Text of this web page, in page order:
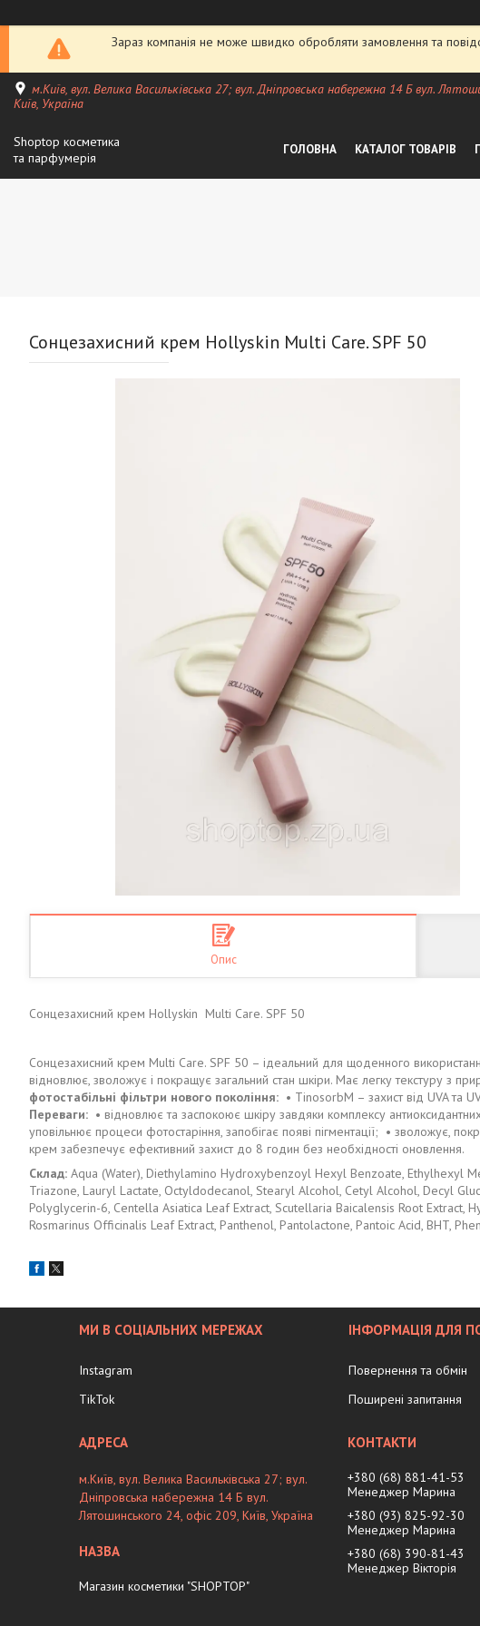
Зараз компанія не може швидко обробляти замовлення та
м.Київ, вул. Велика Васильківська 27; вул. Дніпровська набережна 14 Б вул.
Київ, Україна
Shoptop косметика
та парфумерія
ГОЛОВНА КАТАЛОГ ТОВАРІВ
Сонцезахисний крем Hollyskin Multi Care. SPF 50
Опис
Сонцезахисний крем Hollyskin Multi Care. SPF 50
Сонцезахисний крем Multi Care. SPF 50 – ідеальний для щоденного
відновлює, зволожує і покращує загальний стан шкіри. Має легку текстуру з
фотостабільні фільтри нового покоління: • TinosorbM – захист від UVA та
Переваги: • відновлює та заспокоює шкіру завдяки комплексу
уповільнює процеси фотостаріння, запобігає появі пігментації; • зволожує,
крем забезпечує ефективний захист до 8 годин без необхідності оновлення.
Склад: Aqua (Water), Diethylamino Hydroxybenzoyl Hexyl Benzoate, Ethylhexyl
Triazone, Lauryl Lactate, Octyldodecanol, Stearyl Alcohol, Cetyl Alcohol, Decyl
Polyglycerin-6, Centella Asiatica Leaf Extract, Scutellaria Baicalensis Root Extract,
Rosmarinus Officinalis Leaf Extract, Panthenol, Pantolactone, Pantoic Acid, BHT,
МИ В СОЦІАЛЬНИХ МЕРЕЖАХ
Instagram
TikTok
ІНФОРМАЦІЯ ДЛЯ
Повернення та обмін
Поширені запитання
м.Київ, вул. Велика Васильківська 27; вул.
Дніпровська набережна 14 Б вул.
Лятошинського 24, офіс 209, Київ, Україна
Магазин косметики "SHOPTOP"
+380 (68) 881-41-53
Менеджер Марина
+380 (93) 825-92-30
Менеджер Марина
+380 (68) 390-81-43
Менеджер Вікторія